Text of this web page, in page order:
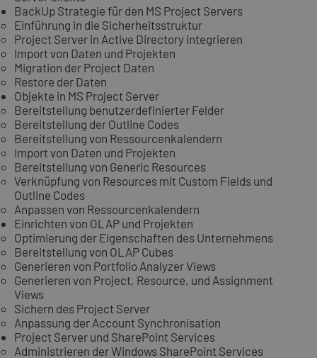
BackUp Strategie für den MS Project Servers
Einführung in die Sicherheitsstruktur
Project Server in Active Directory integrieren
Import von Daten und Projekten
Migration der Project Daten
Restore der Daten
Objekte in MS Project Server
Bereitstellung benutzerdefinierter Felder
Bereitstellung der Outline Codes
Bereitstellung von Ressourcenkalendern
Import von Daten und Projekten
Bereitstellung von Generic Resources
Verknüpfung von Resources mit Custom Fields und
Outline Codes
Anpassen von Ressourcenkalendern
Einrichten von OLAP und Projekten
Optimierung der Eigenschaften des Unternehmens
Bereitstellung von OLAP Cubes
Generieren von Portfolio Analyzer Views
Generieren von Project, Resource, und Assignment
Views
Sichern des Project Server
Anpassung der Account Synchronisation
Project Server und SharePoint Services
Administrieren der Windows SharePoint Services